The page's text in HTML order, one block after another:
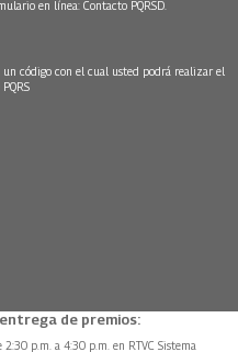
en línea: Contacto PQRSD.
código con el cual usted podrá realizar el
de premios:
p.m. a 4:30 p.m. en RTVC Sistema